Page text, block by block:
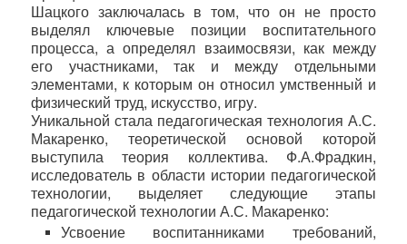
Шацкого заключалась в том, что он не просто
выделял ключевые позиции воспитательного
процесса, а определял взаимосвязи, как между
его участниками, так и между отдельными
элементами, к которым он относил умственный и
физический труд, искусство, игру.
Уникальной стала педагогическая технология А.С.
Макаренко, теоретической основой которой
выступила теория коллектива. Ф.А.Фрадкин,
исследователь в области истории педагогической
технологии, выделяет следующие этапы
педагогической технологии А.С. Макаренко:
Усвоение воспитанниками требований,